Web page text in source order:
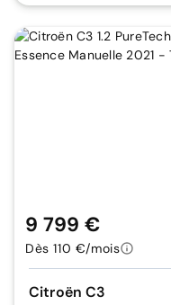
Citroën C3
9 799 €
Dès 110 €/mois